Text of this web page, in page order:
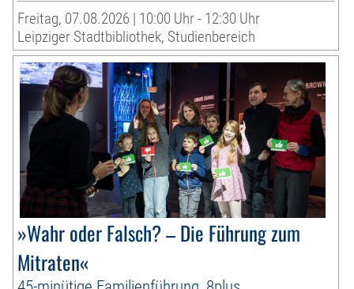
Freitag, 07.08.2026 | 10:00 Uhr - 12:30 Uhr
Leipziger Stadtbibliothek, Studienbereich
»Wahr oder Falsch? – Die Führung zum
Mitraten«